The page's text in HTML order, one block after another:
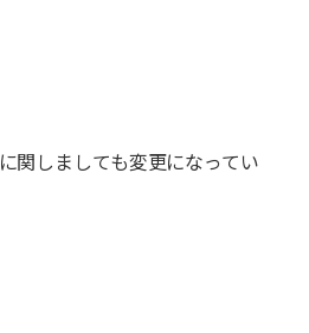
関しましても変更になってい